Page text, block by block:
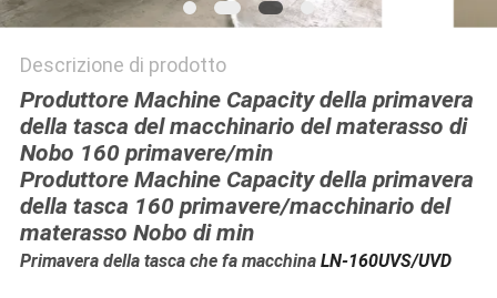
Descrizione di prodotto
Produttore Machine Capacity della primavera
della tasca del macchinario del materasso di
Nobo 160 primavere/min
Produttore Machine Capacity della primavera
della tasca 160 primavere/macchinario del
materasso Nobo di min
Primavera della tasca che fa macchina LN-160UVS/UVD